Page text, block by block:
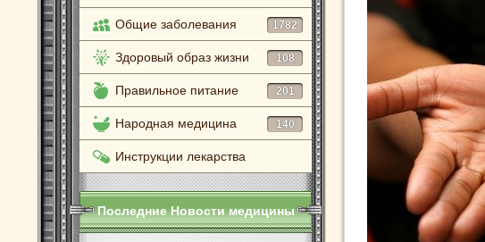
Общие заболевания 1782
Здоровый образ жизни 108
Правильное питание 201
Народная медицина 140
Инструкции лекарства
Последние Новости медицины